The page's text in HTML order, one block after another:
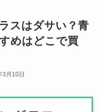
スはダサい？青
めはどこで買
3月10日